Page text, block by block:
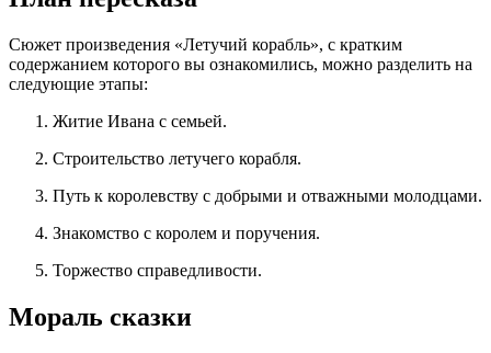
Сюжет произведения «Летучий корабль», с кратким
содержанием которого вы ознакомились, можно разделить на
следующие этапы:
Житие Ивана с семьей.
Строительство летучего корабля.
Путь к королевству с добрыми и отважными молодцами.
Знакомство с королем и поручения.
Торжество справедливости.
Мораль сказки